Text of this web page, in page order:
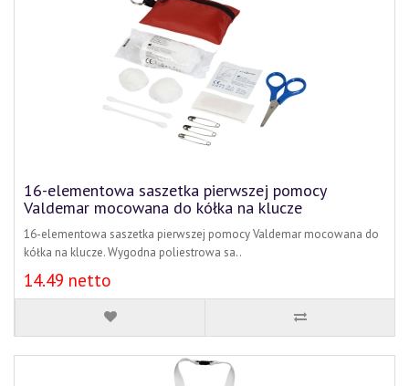
16-elementowa saszetka pierwszej pomocy
Valdemar mocowana do kółka na klucze
16-elementowa saszetka pierwszej pomocy Valdemar mocowana do
kółka na klucze. Wygodna poliestrowa sa..
14.49 netto